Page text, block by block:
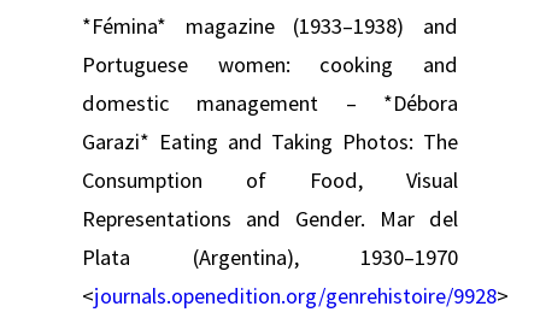
*Fémina* magazine (1933–1938) and
Portuguese women: cooking and
domestic management – *Débora
Garazi* Eating and Taking Photos: The
Consumption of Food, Visual
Representations and Gender. Mar del
Plata (Argentina), 1930–1970
<journals.openedition.org/genrehistoire/9928>